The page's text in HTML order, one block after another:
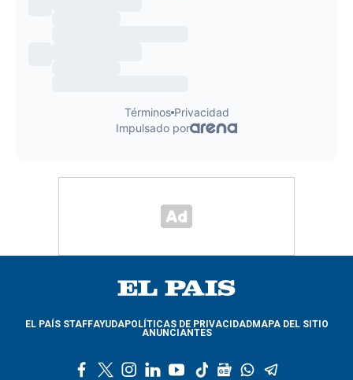
EL PAÍS STAFFAYUDAPOLÍTICAS DE PRIVACIDADMAPA DEL SITIO
ANUNCIANTES
l
y
t
g
w